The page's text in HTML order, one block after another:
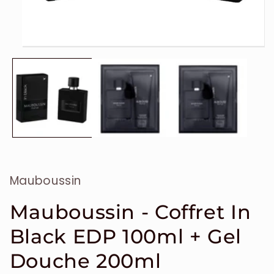
le
1
dans
une
fenêtre
Mauboussin
Mauboussin - Coffret In
Black EDP 100ml + Gel
Douche 200ml